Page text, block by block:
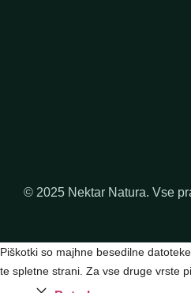
© 2025 Nektar Natura. Vse
Piškotki so majhne besedilne
te spletne strani. Za vse druge vrste